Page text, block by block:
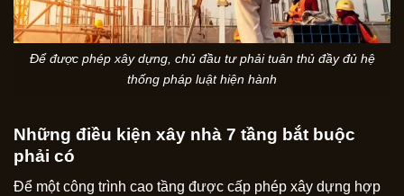
Để được phép xây dựng, chủ đầu tư phải tuân thủ đầy đủ hệ
thống pháp luật hiện hành
Những điều kiện xây nhà 7 tầng bắt buộc
phải có
Để một công trình cao tầng được cấp phép xây dựng hợp